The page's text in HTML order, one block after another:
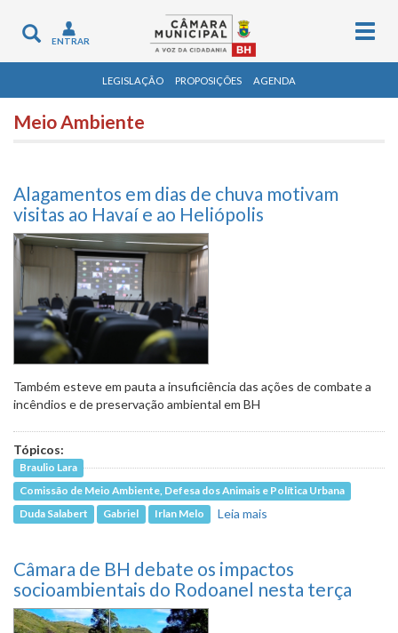
Toggle
navigation
ENTRAR
LEGISLAÇÃO PROPOSIÇÕES AGENDA
Meio Ambiente
Alagamentos em dias de chuva motivam
visitas ao Havaí e ao Heliópolis
Também esteve em pauta a insuficiência das ações de combate a
incêndios e de preservação ambiental em BH
Tópicos:
Braulio Lara
Comissão de Meio Ambiente, Defesa dos Animais e Política Urbana
Duda Salabert
Gabriel Irlan Melo Leia mais
Havaí e ao Heliópolis
Câmara de BH debate os impactos
socioambientais do Rodoanel nesta terça